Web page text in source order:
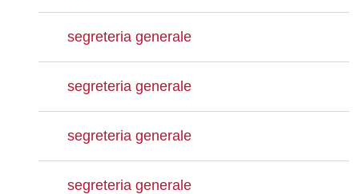
segreteria generale
segreteria generale
segreteria generale
segreteria generale